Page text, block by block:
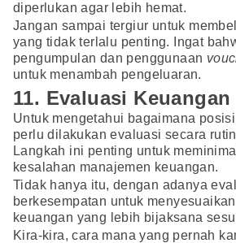
diperlukan agar lebih hemat.
Jangan sampai tergiur untuk
yang tidak terlalu penting. Ingat
pengumpulan dan penggunaan
untuk menambah pengeluaran.
11. Evaluasi Keuangan
Untuk mengetahui bagaimana
perlu dilakukan evaluasi secara
Langkah ini penting untuk
kesalahan manajemen keuangan.
Tidak hanya itu, dengan adanya
berkesempatan untuk
keuangan yang lebih bijaksana
Kira-kira, cara mana yang pernah